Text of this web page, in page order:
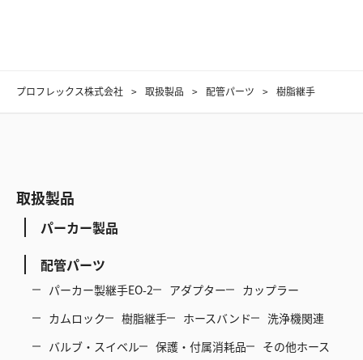
プロフレックス株式会社 取扱製品 配管パーツ 樹脂継手
取扱製品
パーカー製品
配管パーツ
パーカー製継手EO-2 アダプター
カップラー
カムロック
樹脂継手 ホースバンド
洗浄機関連
バルブ・スイベル
保護・付属消耗品
その他ホース